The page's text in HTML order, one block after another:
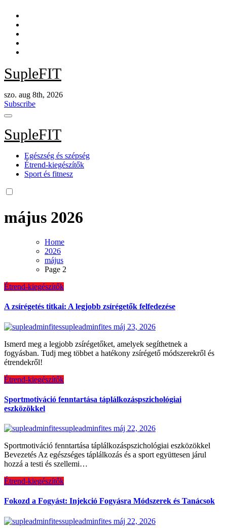
Skip
content
SupleFIT
szo. aug 8th, 2026
Subscribe
SupleFIT
Egészség és szépség
Étrend-kiegészítők
Sport és fitnesz
május 2026
Home
2026
május
Page 2
Étrend-kiegészítők
A zsírégetés titkai: A legjobb zsírégetők felfedezése
supleadminfites máj 23, 2026
Ismerd meg a legjobb zsírégetőket, amelyek segíthetnek a
fogyásban. Tudj meg többet a hatékony zsírégető módszerekről és
étrendekről!
Étrend-kiegészítők
Sportmotiváció fenntartása táplálkozáspszichológiai
eszközökkel
supleadminfites máj 22, 2026
Sportmotiváció fenntartása táplálkozáspszichológiai eszközökkel
Bevezetés Az egészséges táplálkozás és a sport együttesen járul
hozzá a testi és szellemi…
Étrend-kiegészítők
Fokozd a Fogyást: Injekció Fogyásra Módszerek és Tanácsok
supleadminfites máj 22, 2026